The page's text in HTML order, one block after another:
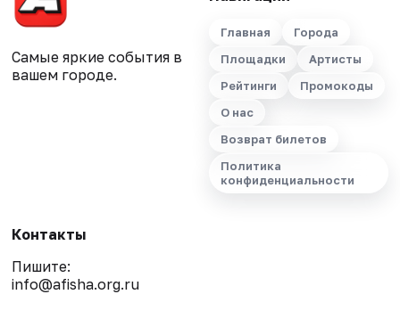
Самые яркие события в
вашем городе.
Главная
Города
Площадки
Артисты
Рейтинги
Промокоды
О нас
Возврат билетов
Политика
конфиденциальности
Контакты
Пишите:
info@afisha.org.ru